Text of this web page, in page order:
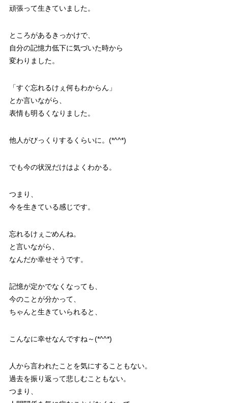
頑張って生きていました。
ところがあるきっかけで、
自分の記憶力低下に気づいた時から
変わりました。
「すぐ忘れるけぇ何もわからん」
とか言いながら、
表情も明るくなりました。
他人がびっくりするくらいに。(*^^*)
でも今の状況だけはよくわかる。
つまり、
今を生きている感じです。
忘れるけぇごめんね。
と言いながら、
なんだか幸せそうです。
記憶が定かでなくなっても、
今のことが分かって、
ちゃんと生きていられると、
こんなに幸せなんですね～(*^^*)
人から言われたことを気にすることもない。
過去を振り返って悲しむこともない。
つまり、